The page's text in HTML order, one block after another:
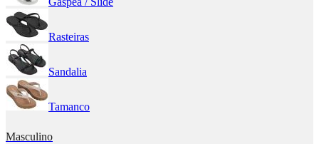
Rasteiras
Sandalia
Tamanco
Masculino